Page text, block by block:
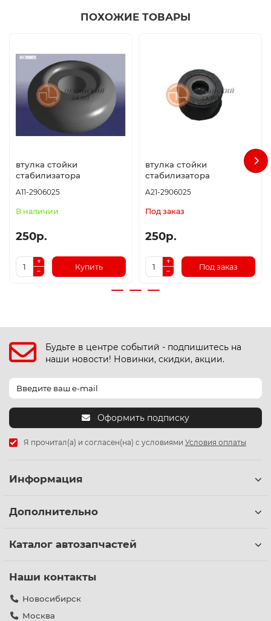
ПОХОЖИЕ ТОВАРЫ
втулка стойки
стабилизатора
A11-2906025
В наличии
250р.
Купить
втулка стойки
стабилизатора
A21-2906025
Под заказ
250р.
Под заказ
Будьте в центре событий - подпишитесь на
наши новости! Новинки, скидки, акции.
Оформить подписку
Я прочитал(а) и согласен(на) с условиями Условия оплаты
Информация
Дополнительно
Каталог автозапчастей
Наши контакты
Новосибирск
Москва